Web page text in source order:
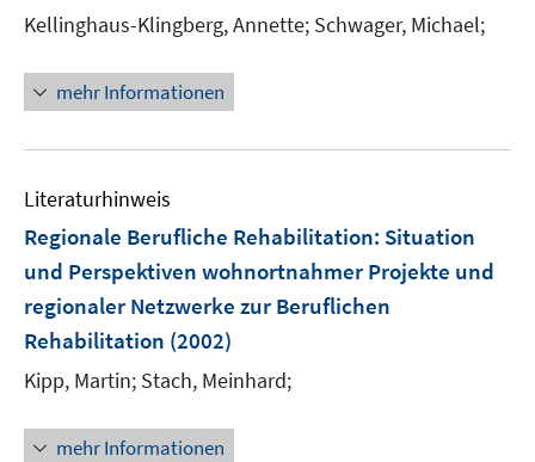
ö
f
f
e
Kellinghaus-Klingberg, Annette; Schwager, Michael;
mehr Informationen
Literaturhinweis
Regionale Berufliche Rehabilitation: Situation
und Perspektiven wohnortnahmer Projekte und
regionaler Netzwerke zur Beruflichen
Rehabilitation (2002)
Kipp, Martin; Stach, Meinhard;
mehr Informationen